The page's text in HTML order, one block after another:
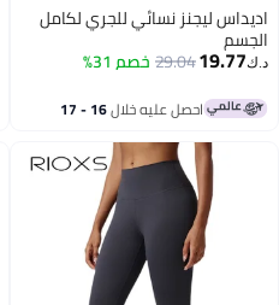
اديداس ليجنز نسائي للجري لكامل
الجسم
د.ك‏19.77
29.04خصم 31%
احصل عليه خلال 16 - 17